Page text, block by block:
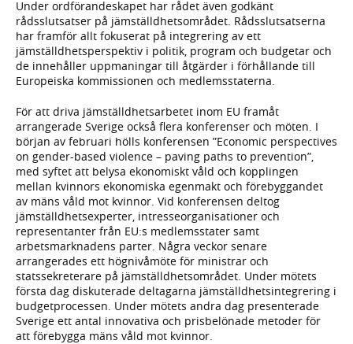
Under ordförandeskapet har rådet även godkänt
rådsslutsatser på jämställdhetsområdet. Rådsslutsatserna
har framför allt fokuserat på integrering av ett
jämställdhetsperspektiv i politik, program och budgetar och
de innehåller uppmaningar till åtgärder i förhållande till
Europeiska kommissionen och medlemsstaterna.
För att driva jämställdhetsarbetet inom EU framåt
arrangerade Sverige också flera konferenser och möten. I
början av februari hölls konferensen ”Economic perspectives
on gender-based violence – paving paths to prevention”,
med syftet att belysa ekonomiskt våld och kopplingen
mellan kvinnors ekonomiska egenmakt och förebyggandet
av mäns våld mot kvinnor. Vid konferensen deltog
jämställdhetsexperter, intresseorganisationer och
representanter från EU:s medlemsstater samt
arbetsmarknadens parter. Några veckor senare
arrangerades ett högnivåmöte för ministrar och
statssekreterare på jämställdhetsområdet. Under mötets
första dag diskuterade deltagarna jämställdhetsintegrering i
budgetprocessen. Under mötets andra dag presenterade
Sverige ett antal innovativa och prisbelönade metoder för
att förebygga mäns våld mot kvinnor.